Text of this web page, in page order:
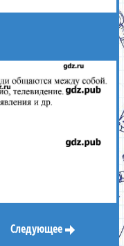
Следующее